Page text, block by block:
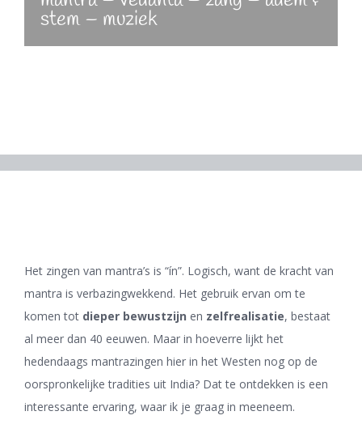
stem – muziek
Het zingen van mantra’s is “ín”. Logisch, want de kracht van
mantra is verbazingwekkend. Het gebruik ervan om te
komen tot dieper bewustzijn en zelfrealisatie, bestaat
al meer dan 40 eeuwen. Maar in hoeverre lijkt het
hedendaags mantrazingen hier in het Westen nog op de
oorspronkelijke tradities uit India? Dat te ontdekken is een
interessante ervaring, waar ik je graag in meeneem.